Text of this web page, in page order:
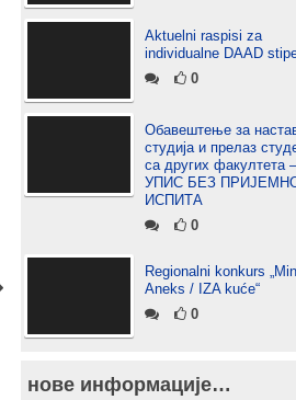
Aktuelni raspisi za
individualne DAAD
0
Обавештење за
студија и прелаз
са других факултета –
УПИС БЕЗ
ИСПИТА
0
Regionalni konkurs
Aneks / IZA kuće“
0
нове информације…